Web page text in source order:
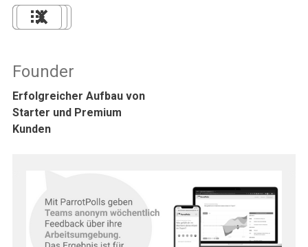
Founder
Erfolgreicher Aufbau von
Starter und Premium
Kunden